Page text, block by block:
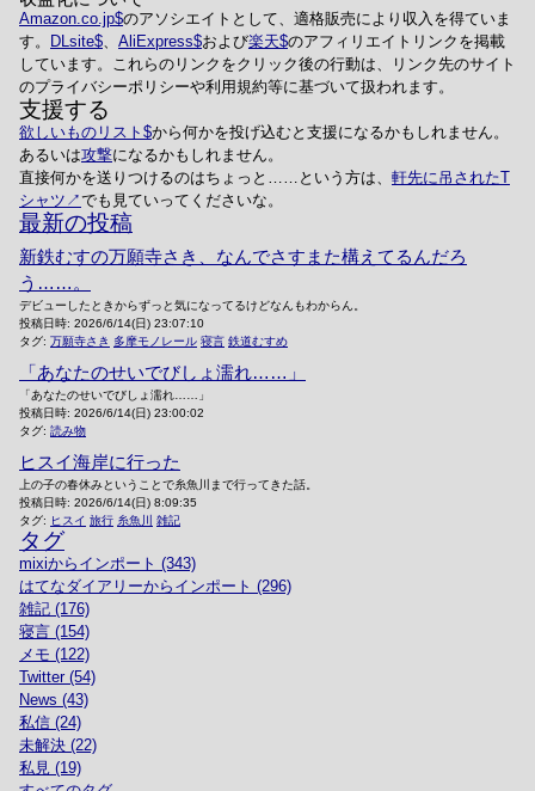
Amazon.co.jp のアソシエイトとして、適格販売により収入を得ていま
す。
DLsite 、 AliExpress および楽天 のアフィリエイトリンクを掲載
しています。これらのリンクをクリック後の行動は、リンク先のサイト
のプライバシーポリシーや利用規約等に基づいて扱われます。
支援する
欲しいものリスト
から何かを投げ込むと支援になるかもしれません。
あるいは攻撃になるかもしれません。
直接何かを送りつけるのはちょっと……という方は、 軒先に吊されたT
シャツ
でも見ていってくださいな。
最新の投稿
新鉄むすの万願寺さき、なんでさすまた構えてるんだろ
う……。
デビューしたときからずっと気になってるけどなんもわからん。
投稿日時: 2026/6/14(日) 23:07:10
タグ: 万願寺さき 多摩モノレール 寝言 鉄道むすめ
「あなたのせいでびしょ濡れ……」
「あなたのせいでびしょ濡れ……」
投稿日時: 2026/6/14(日) 23:00:02
タグ: 読み物
ヒスイ海岸に行った
上の子の春休みということで糸魚川まで行ってきた話。
投稿日時: 2026/6/14(日) 8:09:35
タグ: ヒスイ 旅行 糸魚川 雑記
タグ
mixiからインポート (343)
はてなダイアリーからインポート (296)
雑記 (176)
寝言 (154)
メモ (122)
Twitter (54)
News (43)
私信 (24)
未解決 (22)
私見 (19)